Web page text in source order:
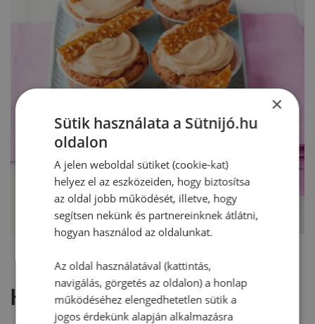
Hozzászólások
×
Sütik használata a Sütnijó.hu
oldalon
A jelen weboldal sütiket (cookie-kat)
helyez el az eszközeiden, hogy biztosítsa
az oldal jobb működését, illetve, hogy
segítsen nekünk és partnereinknek átlátni,
hogyan használod az oldalunkat.
Az oldal használatával (kattintás,
navigálás, görgetés az oldalon) a honlap
működéséhez elengedhetetlen sütik a
jogos érdekünk alapján alkalmazásra